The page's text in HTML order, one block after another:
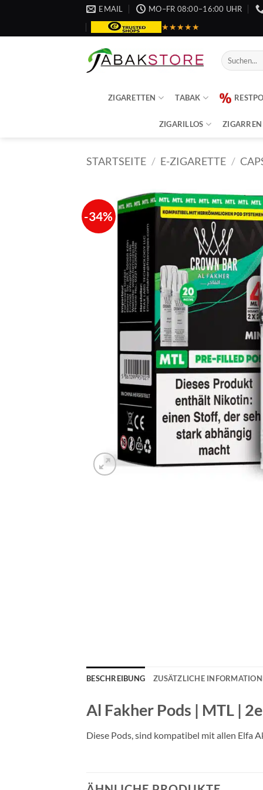
springen
EMAIL MO–FR 08:00–16:00 UHR
★★★★★
Suche
nach:
ZIGARETTEN TABAK
ZIGARILLOS ZIGARREN
STARTSEITE / E-ZIGARETTE /
-34%
BESCHREIBUNG ZUSÄTZLICHE
Al Fakher Pods | MTL |
Diese Pods, sind kompatibel mit allen Elfa